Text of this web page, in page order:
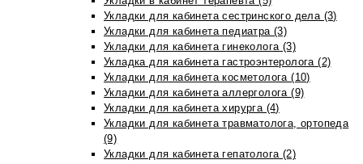
Укладки для кабинета сестринского дела (3)
Укладки для кабинета педиатра (3)
Укладки для кабинета гинеколога (3)
Укладка для кабинета гастроэнтеролога (2)
Укладки для кабинета косметолога (10)
Укладки для кабинета аллерголога (9)
Укладки для кабинета хирурга (4)
Укладки для кабинета травматолога, ортопеда
(9)
Укладки для кабинета гепатолога (2)